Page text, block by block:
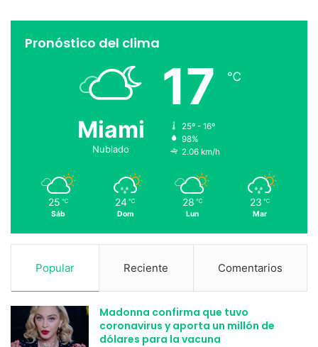
Pronóstico del clima
Miami
Nublado
17 ℃
25º - 16º
98%
2.06 km/h
25 ℃
Sáb
24 ℃
Dom
28 ℃
Lun
23 ℃
Mar
Popular Reciente Comentarios
Madonna confirma que tuvo
coronavirus y aporta un millón de
dólares para la vacuna